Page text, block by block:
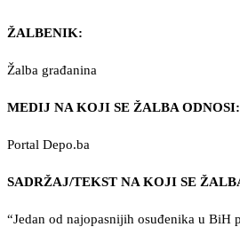
ŽALBENIK:
Žalba građanina
MEDIJ NA KOJI SE ŽALBA ODNOSI:
Portal Depo.ba
SADRŽAJ/TEKST NA KOJI SE
“Jedan od najopasnijih osuđenika u BiH